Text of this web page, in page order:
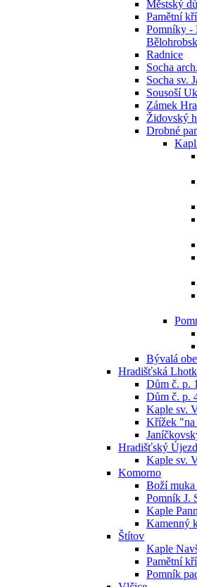
Městský
Pamětní
Pomníky -
Radnice
Socha
Socha sv.
Sousoší
Zámek
Židovský
Drobné
Bývalá
Hradišťská
Dům č. p. 1
Dům č. p.
Kaple sv.
Křížek
Hradišťský Újezd
Kaple sv.
Komorno
Boží
Pomník J.
Kaple
Kamenný
Štítov
Kaple
Pamětní
Pomník